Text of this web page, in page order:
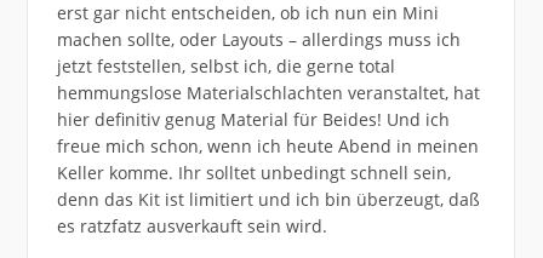
erst gar nicht entscheiden, ob ich nun ein Mini
machen sollte, oder Layouts – allerdings muss ich
jetzt feststellen, selbst ich, die gerne total
hemmungslose Materialschlachten veranstaltet, hat
hier definitiv genug Material für Beides! Und ich
freue mich schon, wenn ich heute Abend in meinen
Keller komme. Ihr solltet unbedingt schnell sein,
denn das Kit ist limitiert und ich bin überzeugt, daß
es ratzfatz ausverkauft sein wird.